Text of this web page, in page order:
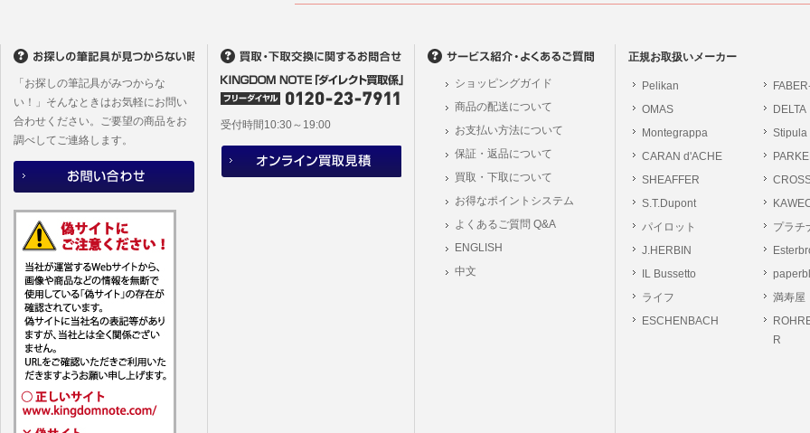
するご質問、ご相談にも対応いたします。尚、シュッピン会員のお客様は、当社が保有する個
※個人情報の開示請求には手数料として800円(税別)をご本人様にご負担いただいております。
(2)当社の個人情報に関するお問合せは、以下の窓口で承ります。お問合せの内容により必要な
シュッピン株式会
Mail：
ユーザーは、本サイトのメールマガジンの購読に際し、ユーザー本人の責任においてメールマ
フォームにて入力されたメールアドレスに、本サイトのお知らせをメールにてお送りさせてい
本サイトからのメールの受け取りを希望されない場合は、下記リンクから設定の変更を行って
本サイト会員のお客様は こちら
※設定変更前にログインする必要があります。
メールマガジン会員のお客様はこちら
1) ユーザーは本サイト及び本サービスの利用に当たり、以下の行為を行なってはならないもの
(1) 他のユーザー、第三者もしくは弊社の著作権又はその他の権利を侵害する行為、及び侵害す
(2) 他のユーザー、第三者もしくは弊社の財産またはプライバシーを侵害する行為、及び侵害す
(3) 上記の他、他のユーザー、第三者もしくは弊社に不利益又は損害を与える行為、および与え
正規お取扱いメーカー
Pelikan
OMAS
DELTA
Montegrappa
Stipula
CARAN d'ACHE
SHEAFFER
S.T.Dupont
パイロット
プラチ
J.HERBIN
IL Bussetto
ライフ
満寿屋
ESCHENBACH
R
「お探しの筆記具がみつからな
い！」そんなときはお気軽にお問い
合わせください。ご要望の商品をお
調べしてご連絡します。
受付時間10:30～19:00
ショッピングガイド
商品の配送について
お支払い方法について
保証・返品について
買取・下取について
お得なポイントシステム
よくあるご質問 Q&A
ENGLISH
中文